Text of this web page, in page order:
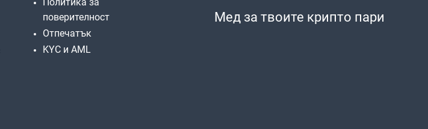
поверителност
Отпечатък
KYC и AML
Мед за твоите крипто пари